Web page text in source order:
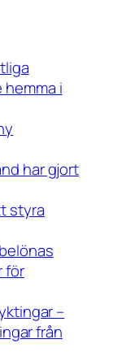
i
har gjort
styra
för
–
från